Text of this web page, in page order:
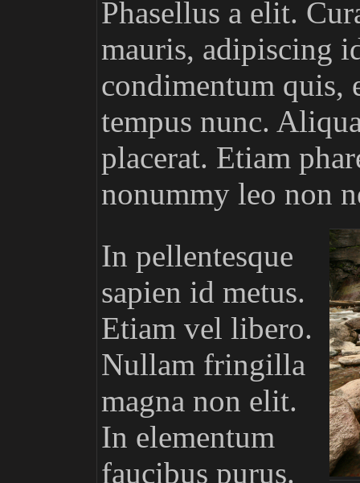
Phasellus a elit.
mauris, adipiscing
condimentum quis,
tempus nunc.
placerat. Etiam
nonummy leo non
In pellentesque
sapien id metus.
Etiam vel libero.
Nullam fringilla
magna non elit.
In elementum
faucibus purus.